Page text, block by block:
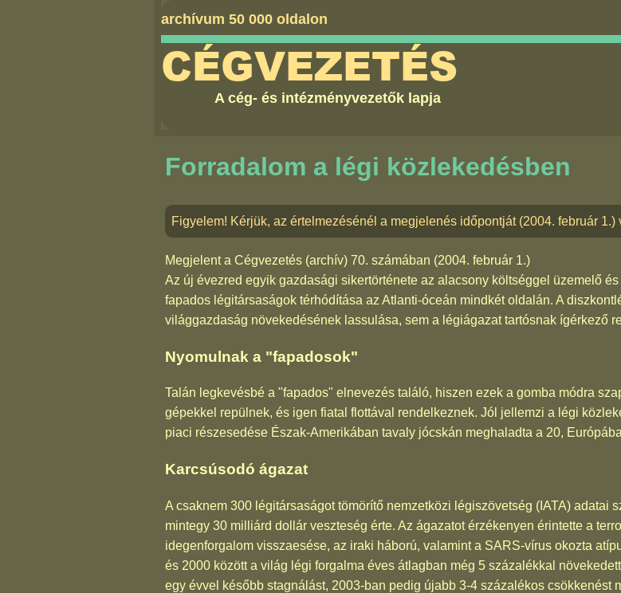
archívum 50 000 oldalon
CÉGVEZETÉS
A cég- és intézményvezetők lapja
Forradalom a légi közlekedésben
Figyelem! Kérjük, az értelmezésénél a megjelenés időpontját (2004. február 1.)
Megjelent a Cégvezetés (archív) 70. számában (2004. február 1.)
Az új évezred egyik gazdasági sikertörténete az alacsony költséggel üzemelő
fapados légitársaságok térhódítása az Atlanti-óceán mindkét oldalán. A
világgazdaság növekedésének lassulása, sem a légiágazat tartósnak ígérkező
Nyomulnak a "fapadosok"
Talán legkevésbé a "fapados" elnevezés találó, hiszen ezek a gomba módra
gépekkel repülnek, és igen fiatal flottával rendelkeznek. Jól jellemzi a légi
piaci részesedése Észak-Amerikában tavaly jócskán meghaladta a 20,
Karcsúsodó ágazat
A csaknem 300 légitársaságot tömörítő nemzetközi légiszövetség (IATA) adatai
mintegy 30 milliárd dollár veszteség érte. Az ágazatot érzékenyen érintette a
idegenforgalom visszaesése, az iraki háború, valamint a SARS-vírus okozta
és 2000 között a világ légi forgalma éves átlagban még 5 százalékkal
egy évvel később stagnálást, 2003-ban pedig újabb 3-4 százalékos csökkenést